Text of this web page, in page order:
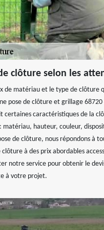
clôture selon les
de matériau et le type de clôture
pose de clôture et grillage
certaines caractéristiques de la
matériau, hauteur, couleur,
de clôture, nous répondons à
à des prix abordables
notre service pour obtenir le
à votre projet.